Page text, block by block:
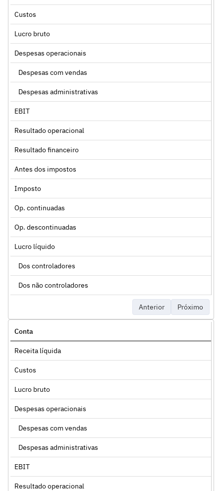
Custos
Lucro bruto
Despesas operacionais
Despesas com vendas
Despesas administrativas
EBIT
Resultado operacional
Resultado financeiro
Antes dos impostos
Imposto
Op. continuadas
Op. descontinuadas
Lucro líquido
Dos controladores
Dos não controladores
Anterior Próximo
Conta
Receita líquida
Custos
Lucro bruto
Despesas operacionais
Despesas com vendas
Despesas administrativas
EBIT
Resultado operacional